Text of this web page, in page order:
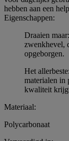
hebben aan een
Eigenschappen:
Draaien
zwenkhevel,
opgeborgen.
Het
materialen in
kwaliteit
Materiaal:
Polycarbonaat